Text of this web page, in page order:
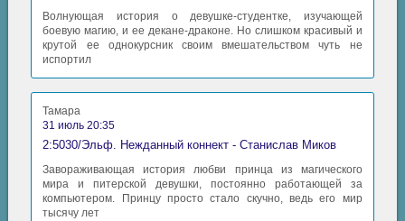
Волнующая история о девушке-студентке, изучающей
боевую магию, и ее декане-драконе. Но слишком красивый и
крутой ее однокурсник своим вмешательством чуть не
испортил
Тамара
31 июль 20:35
2:5030/Эльф. Нежданный коннект - Станислав Миков
Завораживающая история любви принца из магического
мира и питерской девушки, постоянно работающей за
компьютером. Принцу просто стало скучно, ведь его мир
тысячу лет